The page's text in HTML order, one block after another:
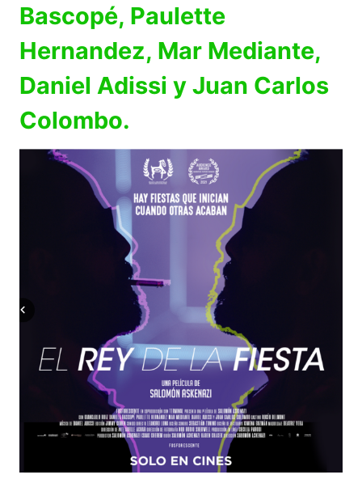
Bascopé, Paulette
Hernandez, Mar Mediante,
Daniel Adissi y Juan Carlos
Colombo.